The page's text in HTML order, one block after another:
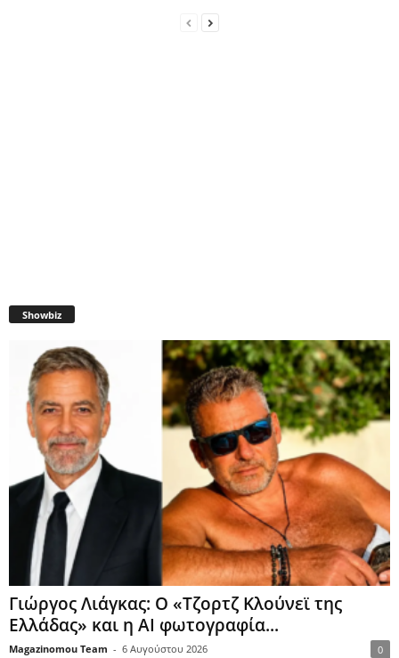
Showbiz
Γιώργος Λιάγκας: Ο «Τζορτζ Κλούνεϊ της
Ελλάδας» και η AI φωτογραφία...
Magazinomou Team - 6 Αυγούστου 2026 0